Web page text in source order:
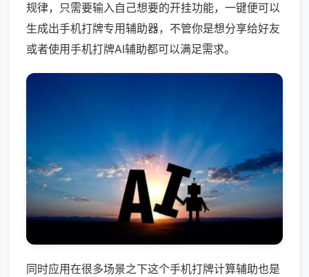
规律，只需要输入自己想要的开挂功能，一键便可以
生成出手机打牌专用辅助器，不管你是想分享给好友
或者使用手机打牌AI辅助都可以满足需求。
同时应用在很多场景之下这个手机打牌计算辅助也是